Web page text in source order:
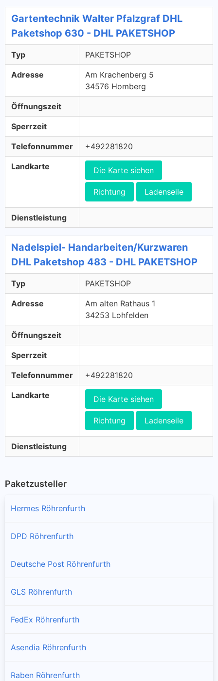
Gartentechnik Walter Pfalzgraf DHL
Paketshop 630 - DHL PAKETSHOP
Typ PAKETSHOP
Adresse
Am Krachenberg 5
34576 Homberg
Öffnungszeit
Sperrzeit
Telefonnummer +492281820
Landkarte Die Karte siehen
Richtung Ladenseile
Dienstleistung
Nadelspiel- Handarbeiten/Kurzwaren
DHL Paketshop 483 - DHL PAKETSHOP
Typ PAKETSHOP
Adresse
Am alten Rathaus 1
34253 Lohfelden
Öffnungszeit
Sperrzeit
Telefonnummer +492281820
Landkarte Die Karte siehen
Richtung Ladenseile
Dienstleistung
Paketzusteller
Hermes Röhrenfurth
DPD Röhrenfurth
Deutsche Post Röhrenfurth
GLS Röhrenfurth
FedEx Röhrenfurth
Asendia Röhrenfurth
Raben Röhrenfurth